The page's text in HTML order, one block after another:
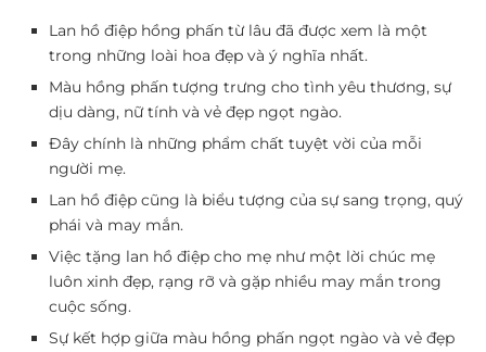
Lan hồ điệp hồng phấn từ lâu đã được xem là một
trong những loài hoa đẹp và ý nghĩa nhất.
Màu hồng phấn tượng trưng cho tình yêu thương, sự
dịu dàng, nữ tính và vẻ đẹp ngọt ngào.
Đây chính là những phẩm chất tuyệt vời của mỗi
người mẹ.
Lan hồ điệp cũng là biểu tượng của sự sang trọng, quý
phái và may mắn.
Việc tặng lan hồ điệp cho mẹ như một lời chúc mẹ
luôn xinh đẹp, rạng rỡ và gặp nhiều may mắn trong
cuộc sống.
Sự kết hợp giữa màu hồng phấn ngọt ngào và vẻ đẹp